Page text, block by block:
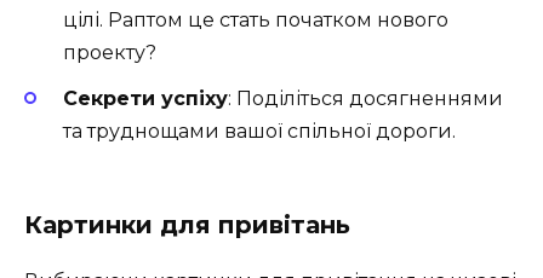
цілі. Раптом це стать початком нового
проекту?
Секрети успіху: Поділіться досягненнями
та труднощами вашої спільної дороги.
Картинки для привітань